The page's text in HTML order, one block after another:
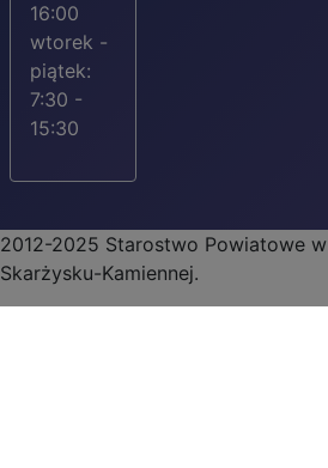
16:00
wtorek -
piątek:
7:30 -
15:30
2012-2025 Starostwo Powiatowe w
Skarżysku-Kamiennej.